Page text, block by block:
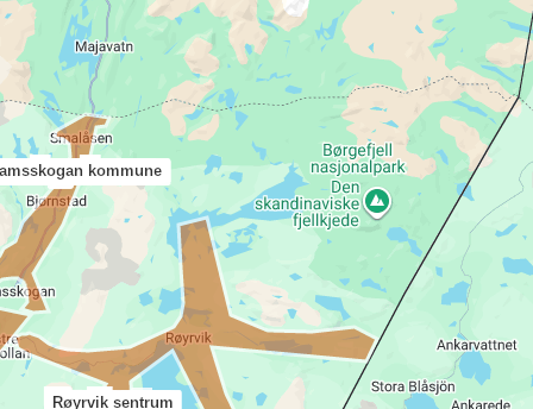
kommune
Røyrvik sentrum